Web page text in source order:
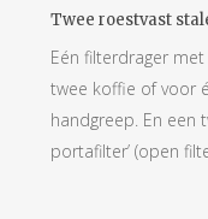
Twee roestvast
Eén filterdrager
twee koffie of voor
handgreep. En een
portafilter’ (open